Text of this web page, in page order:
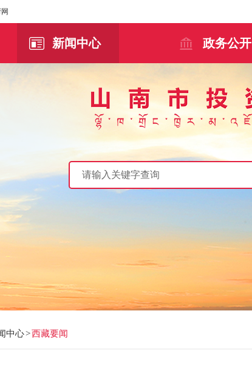
新闻中心 政务公开
中心>西藏要闻